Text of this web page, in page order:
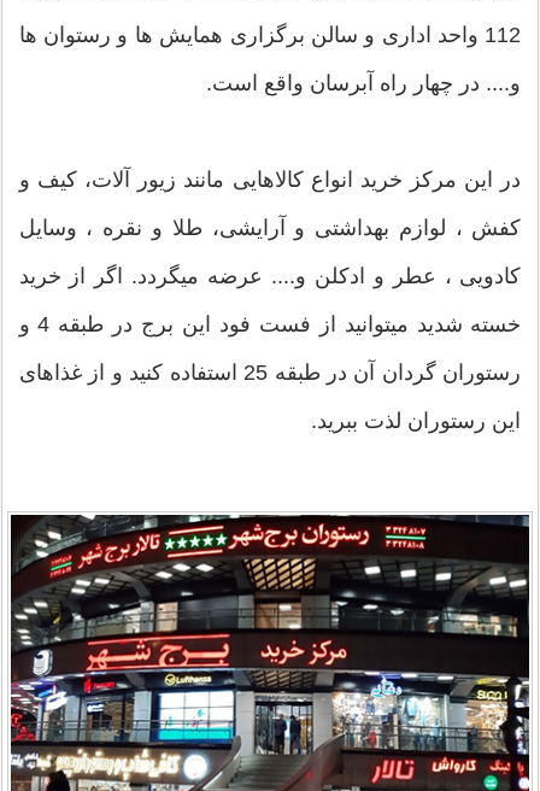
112 واحد اداری و سالن برگزاری همایش ها و رستوان ها
و.... در چهار راه آبرسان واقع است.
در این مرکز خرید انواع کالاهایی مانند زیور آلات، کیف و
کفش ، لوازم بهداشتی و آرایشی، طلا و نقره ، وسایل
کادویی ، عطر و ادکلن و.... عرضه میگردد. اگر از خرید
خسته شدید میتوانید از فست فود این برج در طبقه 4 و
رستوران گردان آن در طبقه 25 استفاده کنید و از غذاهای
این رستوران لذت ببرید.